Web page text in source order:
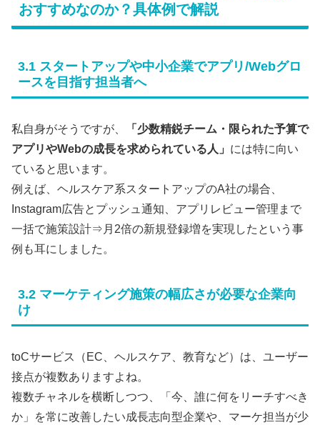
おすすめなのか？具体例で解説
3.1 スタートアップや中小企業でアプリ/Webグロ
ースを目指す担当者へ
私自身がそうですが、
「少数精鋭チーム・限られた予算で
アプリやWebの成長を求められている人」 には特に向い
ていると思います。
例えば、ヘルスケア系スタートアップのA社の場合、
Instagram広告とプッシュ通知、アプリレビュー管理まで
一括で施策設計⇒月2倍の新規登録増を実現したという事
例も耳にしました。
3.2 マーケティング施策の幅広さが必要な企業向
け
toCサービス（EC、ヘルスケア、教育など）は、ユーザー
接点が複数ありますよね。
複数チャネルを横断しつつ、「今、誰に何をリーチすべき
か」を常に改善したい成長志向型企業や、マーケ担当が少